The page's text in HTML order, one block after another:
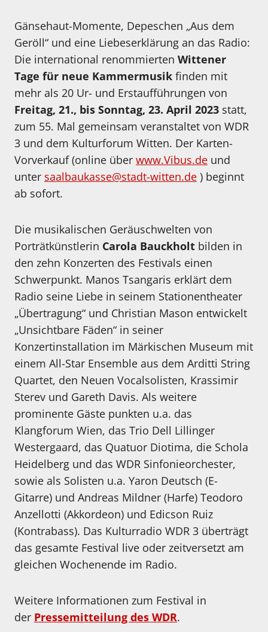
Gänsehaut-Momente, Depeschen „Aus dem
Geröll“ und eine Liebeserklärung an das Radio:
Die international renommierten Wittener
Tage für neue Kammermusik finden mit
mehr als 20 Ur- und Erstaufführungen von
Freitag, 21., bis Sonntag, 23. April 2023 statt,
zum 55. Mal gemeinsam veranstaltet von WDR
3 und dem Kulturforum Witten. Der Karten-
Vorverkauf (online über www.Vibus.de und
unter saalbaukasse@stadt-witten.de ) beginnt
ab sofort.
Die musikalischen Geräuschwelten von
Porträtkünstlerin Carola Bauckholt bilden in
den zehn Konzerten des Festivals einen
Schwerpunkt. Manos Tsangaris erklärt dem
Radio seine Liebe in seinem Stationentheater
„Übertragung“ und Christian Mason entwickelt
„Unsichtbare Fäden“ in seiner
Konzertinstallation im Märkischen Museum mit
einem All-Star Ensemble aus dem Arditti String
Quartet, den Neuen Vocalsolisten, Krassimir
Sterev und Gareth Davis. Als weitere
prominente Gäste punkten u.a. das
Klangforum Wien, das Trio Dell Lillinger
Westergaard, das Quatuor Diotima, die Schola
Heidelberg und das WDR Sinfonieorchester,
sowie als Solisten u.a. Yaron Deutsch (E-
Gitarre) und Andreas Mildner (Harfe) Teodoro
Anzellotti (Akkordeon) und Edicson Ruiz
(Kontrabass). Das Kulturradio WDR 3 überträgt
das gesamte Festival live oder zeitversetzt am
gleichen Wochenende im Radio.
Weitere Informationen zum Festival in
der Pressemitteilung des WDR.